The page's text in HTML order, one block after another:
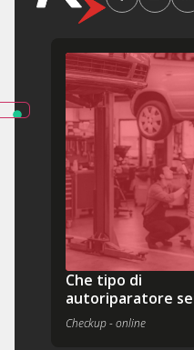
Che tipo di
autoriparatore
Checkup - online